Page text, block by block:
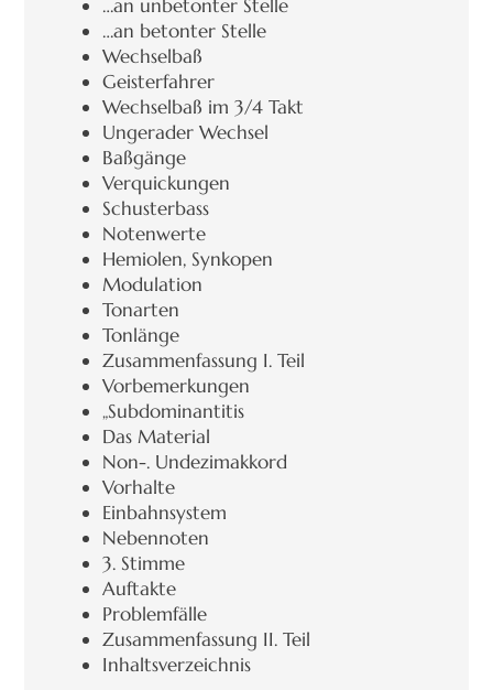
…an unbetonter Stelle
…an betonter Stelle
Wechselbaß
Geisterfahrer
Wechselbaß im 3/4 Takt
Ungerader Wechsel
Baßgänge
Verquickungen
Schusterbass
Notenwerte
Hemiolen, Synkopen
Modulation
Tonarten
Tonlänge
Zusammenfassung I. Teil
Vorbemerkungen
„Subdominantitis
Das Material
Non-. Undezimakkord
Vorhalte
Einbahnsystem
Nebennoten
3. Stimme
Auftakte
Problemfälle
Zusammenfassung II. Teil
Inhaltsverzeichnis